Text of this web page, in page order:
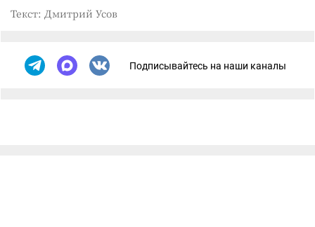
Текст: Дмитрий Усов
Подписывайтесь на наши каналы